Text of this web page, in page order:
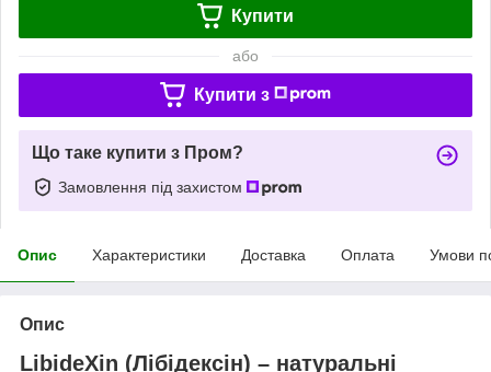
Купити
або
Купити з
Що таке купити з Пром?
Замовлення під захистом
Опис Характеристики Доставка Оплата Умови
Опис
LibideXin (Лібідексін) – натуральні